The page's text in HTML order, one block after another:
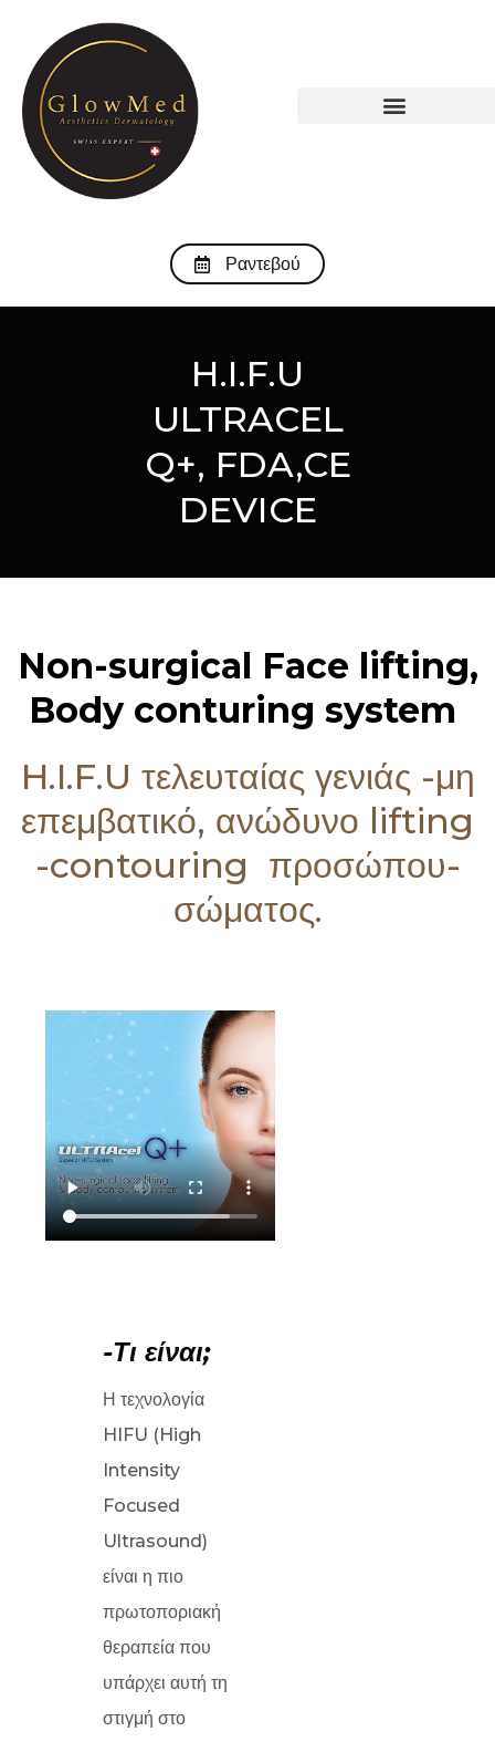
Ραντεβού
H.I.F.U
ULTRACEL
Q+, FDA,CE
DEVICE
Non-surgical Face lifting,
Body conturing system
H.I.F.U τελευταίας γενιάς -μη
επεμβατικό, ανώδυνο lifting
-contouring προσώπου-
σώματος.
-Τι είναι;
Η τεχνολογία
HIFU (High
Intensity
Focused
Ultrasound)
είναι η πιο
πρωτοποριακή
θεραπεία που
υπάρχει αυτή τη
στιγμή στο